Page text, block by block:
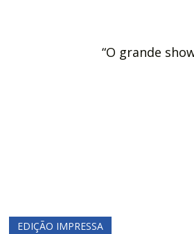
“O grande
EDIÇÃO IMPRESSA